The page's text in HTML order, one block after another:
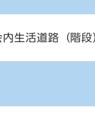
生活道路（階段